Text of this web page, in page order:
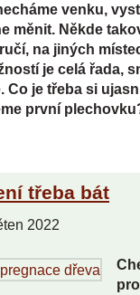
venku,
měnit. Někde
na jiných
je celá řada,
Co je třeba si
první
třeba bát
2022